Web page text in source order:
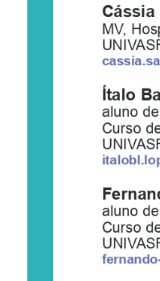
Cássia
MV,
UNIV
Ítalo
aluno de
Curso
UNIV
aluno de
Curso
UNIV